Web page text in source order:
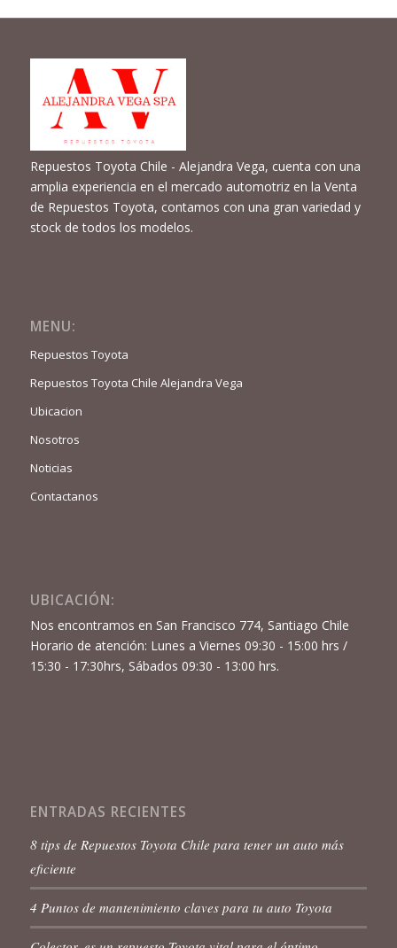
Repuestos Toyota Chile - Alejandra Vega, cuenta con una
amplia experiencia en el mercado automotriz en la Venta
de Repuestos Toyota, contamos con una gran variedad y
stock de todos los modelos.
MENU:
Repuestos Toyota
Repuestos Toyota Chile Alejandra Vega
Ubicacion
Nosotros
Noticias
Contactanos
UBICACIÓN:
Nos encontramos en San Francisco 774, Santiago Chile
Horario de atención: Lunes a Viernes 09:30 - 15:00 hrs /
15:30 - 17:30hrs, Sábados 09:30 - 13:00 hrs.
ENTRADAS RECIENTES
8 tips de Repuestos Toyota Chile para tener un auto más
eficiente
4 Puntos de mantenimiento claves para tu auto Toyota